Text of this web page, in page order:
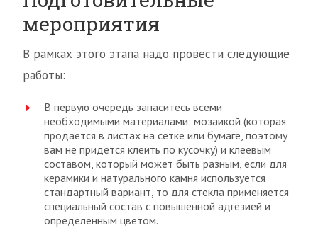
мероприятия
В рамках этого этапа надо провести следующие
работы:
В первую очередь запаситесь всеми
необходимыми материалами: мозаикой (которая
продается в листах на сетке или бумаге, поэтому
вам не придется клеить по кусочку) и клеевым
составом, который может быть разным, если для
керамики и натурального камня используется
стандартный вариант, то для стекла применяется
специальный состав с повышенной адгезией и
определенным цветом.